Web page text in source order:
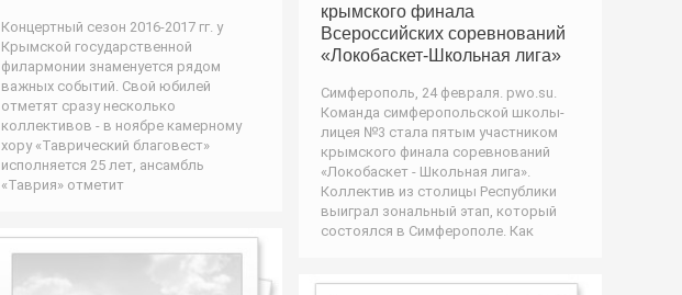
Концертный сезон 2016-2017 гг. у
Крымской государственной
филармонии знаменуется рядом
важных событий. Свой юбилей
отметят сразу несколько
коллективов - в ноябре камерному
хору «Таврический благовест»
исполняется 25 лет, ансамбль
«Таврия» отметит
крымского финала
Всероссийских соревнований
«Локобаскет-Школьная лига»
Симферополь, 24 февраля. pwo.su.
Команда симферопольской школы-
лицея №3 стала пятым участником
крымского финала соревнований
«Локобаскет - Школьная лига».
Коллектив из столицы Республики
выиграл зональный этап, который
состоялся в Симферополе. Как